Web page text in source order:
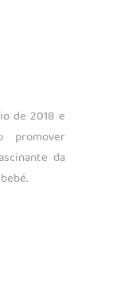
de 2018 e
promover
da